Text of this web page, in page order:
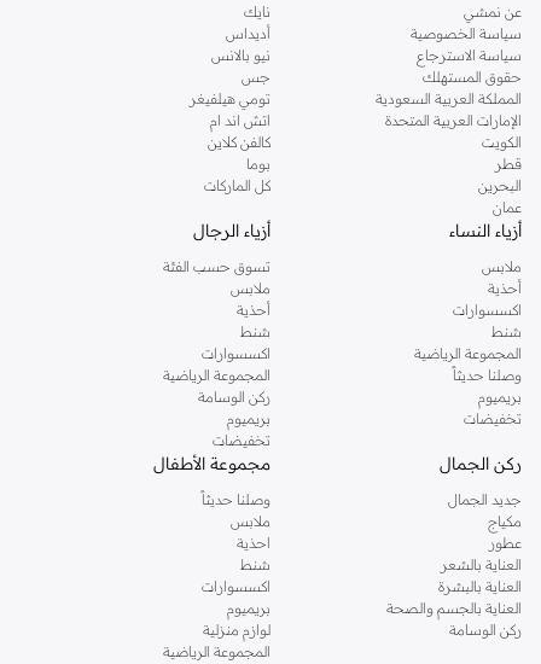
اليه.
تسوقي دوروثي بيركنز اون لاين مسقط
تسوقي دوروثي بيركنز اون لاين من نمشي واستمتعي باكثر من الف ستايل من مجموعة
دوروثي بيركنز الشهيرة. تصفحي المجموعة كاملة في متجر دوروثي بيركنز اون لاين او
استخدمي القائمة لتحديد تجربة تسوق دوروثي بيركنز اون لاين. خدمة التوصيل السريعة
والدعم الاستثنائي يضمن لك تجربة تسوق ممتعة دائما مع نمشي.
عن نمشي
سياسة الخصوصية
سياسة الاسترجاع
حقوق المستهلك
المملكة العربية السعودية
الإمارات العربية المتحدة
الكويت
قطر
البحرين
عمان
نايك
أديداس
نيو بالانس
جس
تومي هيلفيغر
اتش اند ام
كالفن كلاين
بوما
كل الماركات
أزياء النساء
ملابس
أحذية
اكسسوارات
شنط
المجموعة الرياضية
وصلنا حديثاً
بريميوم
تخفيضات
أزياء الرجال
تسوق حسب الفئة
ملابس
أحذية
شنط
اكسسوارات
المجموعة الرياضية
ركن الوسامة
بريميوم
تخفيضات
ركن الجمال
جديد الجمال
مكياج
عطور
العناية بالشعر
العناية بالبشرة
العناية بالجسم والصحة
ركن الوسامة
مجموعة الأطفال
وصلنا حديثاً
ملابس
احذية
شنط
اكسسوارات
بريميوم
لوازم منزلية
المجموعة الرياضية